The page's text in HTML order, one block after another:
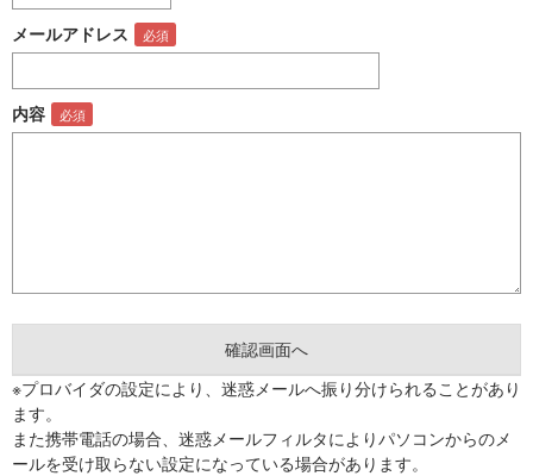
メールアドレス
内容
※プロバイダの設定により、迷惑メールへ振り分けられることがあり
ます。
また携帯電話の場合、迷惑メールフィルタによりパソコンからのメ
ールを受け取らない設定になっている場合があります。